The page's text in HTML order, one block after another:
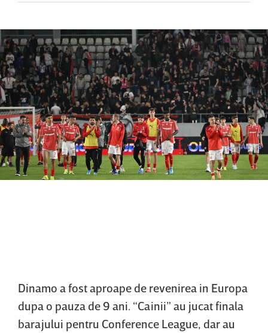
Dinamo a fost aproape de revenirea in Europa
dupa o pauza de 9 ani. “Cainii” au jucat finala
barajului pentru Conference League, dar au